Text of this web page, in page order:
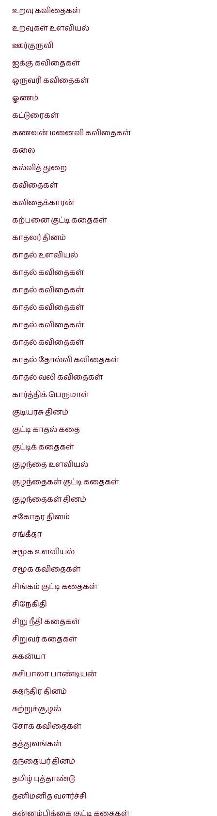
உறவு கவிதைகள்
உறவுகள் உளவியல்
ஊர்குருவி
ஐக்கு கவிதைகள்
ஒருவரி கவிதைகள்
ஓணம்
கட்டுரைகள்
கணவன் மனைவி கவிதைகள்
கலை
கல்வித் துறை
கவிதைகள்
கவிதைக்காரன்
கற்பனை குட்டி கதைகள்
காதலர் தினம்
காதல் உளவியல்
காதல் கவிதைகள்
காதல் கவிதைகள்
காதல் கவிதைகள்
காதல் கவிதைகள்
காதல் கவிதைகள்
காதல் தோல்வி கவிதைகள்
காதல் வலி கவிதைகள்
கார்த்திக் பெருமாள்
குடியரசு தினம்
குட்டி காதல் கதை
குட்டிக் கதைகள்
குழந்தை உளவியல்
குழந்தைகள் குட்டி கதைகள்
குழந்தைகள் தினம்
சகோதர தினம்
சங்கீதா
சமூக உளவியல்
சமூக கவிதைகள்
சிங்கம் குட்டி கதைகள்
சிநேகிதி
சிறு நீதி கதைகள்
சிறுவர் கதைகள்
சுகன்யா
சுசிபாலா பாண்டியன்
சுதந்திர தினம்
சுற்றுச்சூழல்
சோக கவிதைகள்
தத்துவங்கள்
தந்தையர் தினம்
தமிழ் புத்தாண்டு
தனிமனித வளர்ச்சி